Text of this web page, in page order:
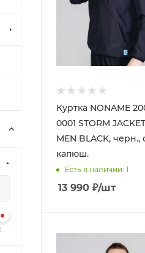
Куртка NONAME
0001 STORM
MEN BLACK, черн.,
капюш.
Есть в наличии: 1
13 990 ₽/шт